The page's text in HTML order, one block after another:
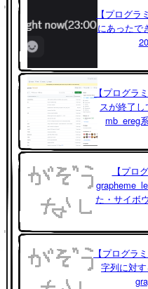
【プログ
にあったで
【プログラ
スが終了
mb_ereg
【プロ
た・サイボ
【プログラ
字列に対